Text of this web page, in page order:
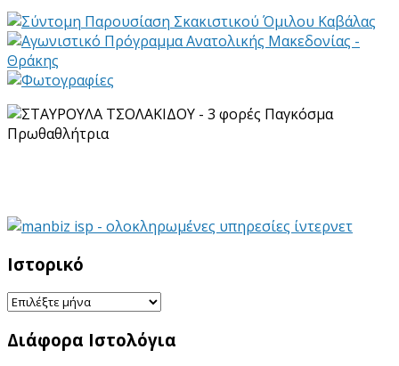
Ιστορικό
Ιστορικό
Διάφορα Ιστολόγια